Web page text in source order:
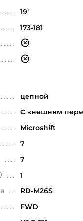
19"
173-181
цепной
С внешним
Microshift
7
7
1
RD-M26S
FWD